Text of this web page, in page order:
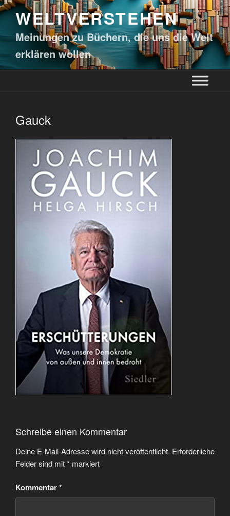
WELTVERSTEHEN
Meinungen zu Büchern, die uns die Welt
erklären wollen
Gauck
Schreibe einen Kommentar
Deine E-Mail-Adresse wird nicht veröffentlicht. Erforderliche
Felder sind mit* markiert
Kommentar*